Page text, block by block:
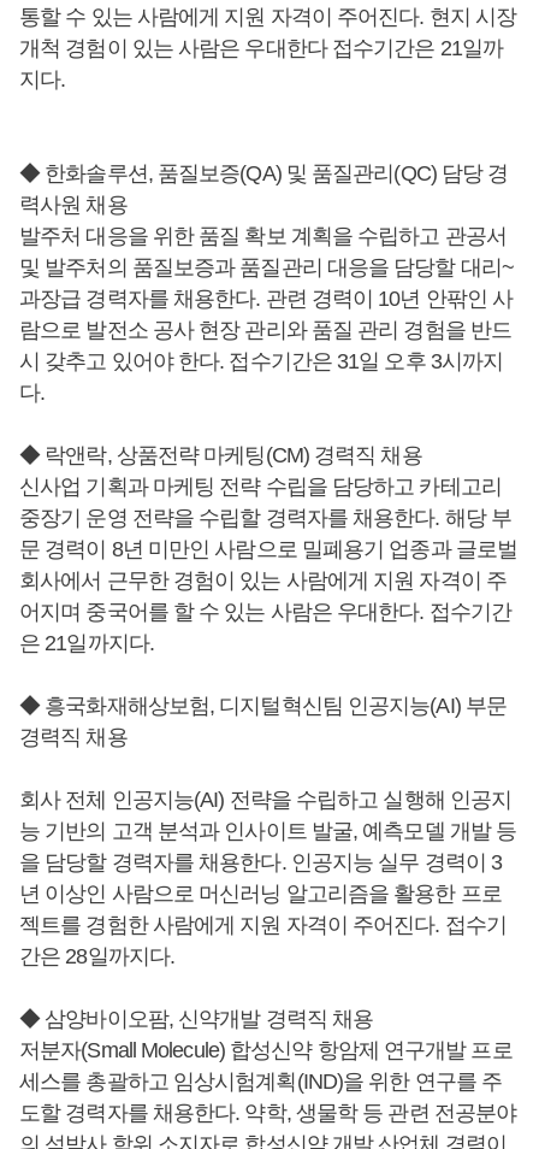
통할 수 있는 사람에게 지원 자격이 주어진다. 현지 시장
개척 경험이 있는 사람은 우대한다 접수기간은 21일까
지다.
◆ 한화솔루션, 품질보증(QA) 및 품질관리(QC) 담당 경
력사원 채용
발주처 대응을 위한 품질 확보 계획을 수립하고 관공서
및 발주처의 품질보증과 품질관리 대응을 담당할 대리~
과장급 경력자를 채용한다. 관련 경력이 10년 안팎인 사
람으로 발전소 공사 현장 관리와 품질 관리 경험을 반드
시 갖추고 있어야 한다. 접수기간은 31일 오후 3시까지
다.
◆ 락앤락, 상품전략 마케팅(CM) 경력직 채용
신사업 기획과 마케팅 전략 수립을 담당하고 카테고리
중장기 운영 전략을 수립할 경력자를 채용한다. 해당 부
문 경력이 8년 미만인 사람으로 밀폐용기 업종과 글로벌
회사에서 근무한 경험이 있는 사람에게 지원 자격이 주
어지며 중국어를 할 수 있는 사람은 우대한다. 접수기간
은 21일까지다.
◆ 흥국화재해상보험, 디지털혁신팀 인공지능(AI) 부문
경력직 채용
회사 전체 인공지능(AI) 전략을 수립하고 실행해 인공지
능 기반의 고객 분석과 인사이트 발굴, 예측모델 개발 등
을 담당할 경력자를 채용한다. 인공지능 실무 경력이 3
년 이상인 사람으로 머신러닝 알고리즘을 활용한 프로
젝트를 경험한 사람에게 지원 자격이 주어진다. 접수기
간은 28일까지다.
◆ 삼양바이오팜, 신약개발 경력직 채용
저분자(Small Molecule) 합성신약 항암제 연구개발 프로
세스를 총괄하고 임상시험계획(IND)을 위한 연구를 주
도할 경력자를 채용한다. 약학, 생물학 등 관련 전공분야